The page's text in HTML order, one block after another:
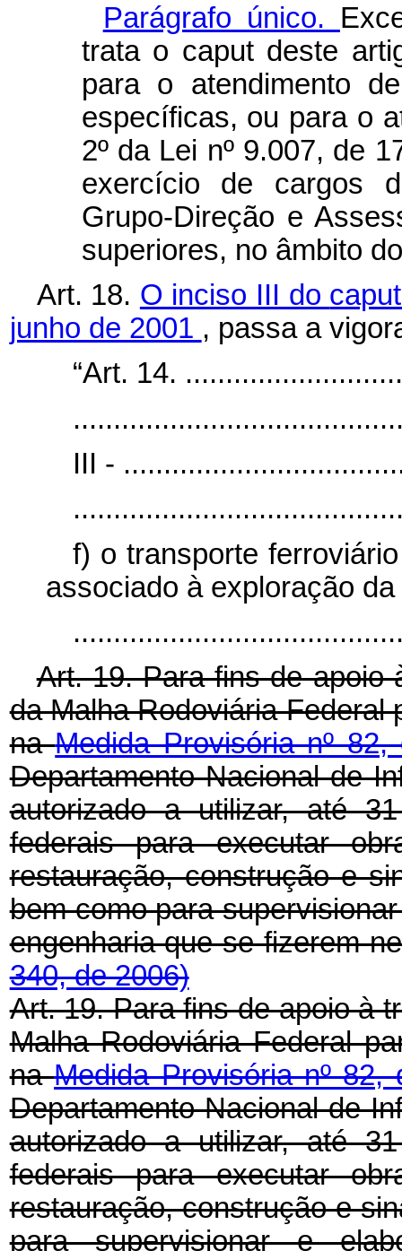
Parágrafo único.
trata o caput deste
para o atendimento
específicas, ou para o
2º da Lei nº 9.007, de
exercício de cargos
Grupo-Direção e
superiores, no âmbito
Art. 18. O inciso III do
junho de 2001 , passa a
“Art. 14.
III -
f) o transporte
associado à exploração
Art. 19. Para fins de apoio
da Malha Rodoviária Federal
naMedida Provisória nº
Departamento Nacional de
autorizado a utilizar, até
federais para executar
restauração, construção e
bem como para
engenharia que se
340, de 2006)
Art. 19. Para fins de apoio à
Malha Rodoviária Federal
naMedida Provisória nº
Departamento Nacional de
autorizado a utilizar, até
federais para executar
restauração, construção e
para supervisionar e